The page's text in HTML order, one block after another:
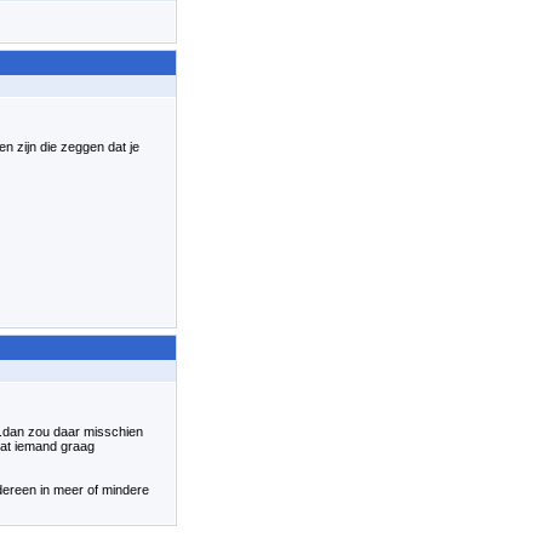
zijn die zeggen dat je
zou daar misschien
iemand graag
in meer of mindere